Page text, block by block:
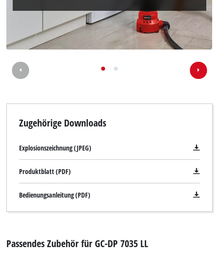
Zugehörige Downloads
Explosionszeichnung (JPEG)
Produktblatt (PDF)
Bedienungsanleitung (PDF)
Passendes Zubehör für GC-DP 7035 LL